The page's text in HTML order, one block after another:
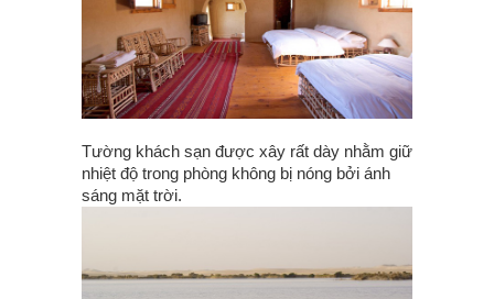
Tường khách sạn được xây rất dày nhằm giữ
nhiệt độ trong phòng không bị nóng bởi ánh
sáng mặt trời.